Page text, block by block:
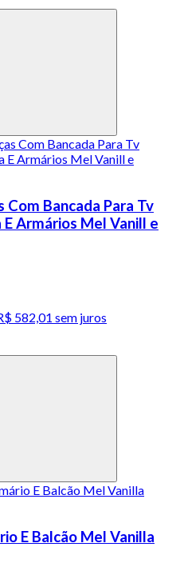
Com Bancada Para Tv
E Armários Mel Vanill e
582,01 sem juros
E Balcão Mel Vanilla